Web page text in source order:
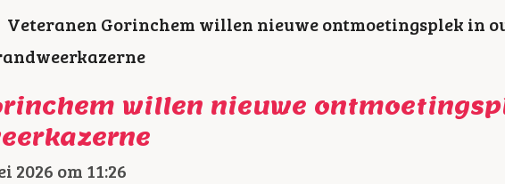
Veteranen Gorinchem willen nieuwe ontmoetingsplek in
willen nieuwe
2026 om 11:26